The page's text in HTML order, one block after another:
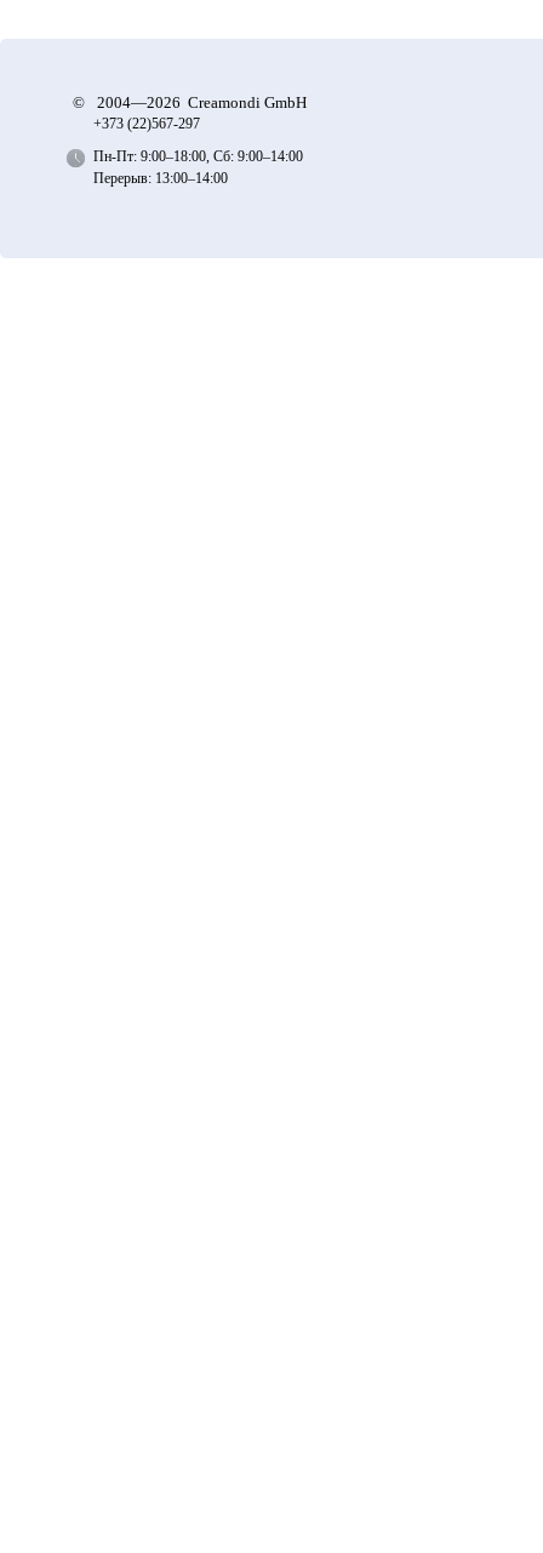
© 2004—2026 Creamondi GmbH
+373 (22)567-297
Пн-Пт: 9:00–18:00, Сб: 9:00–14:00
Перерыв: 13:00–14:00